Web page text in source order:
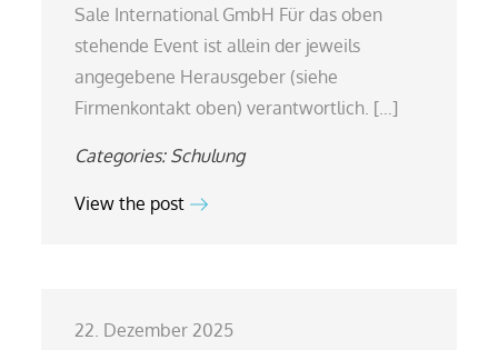
Sale International GmbH Für das oben
stehende Event ist allein der jeweils
angegebene Herausgeber (siehe
Firmenkontakt oben) verantwortlich. […]
Categories: Schulung
View the post
22. Dezember 2025